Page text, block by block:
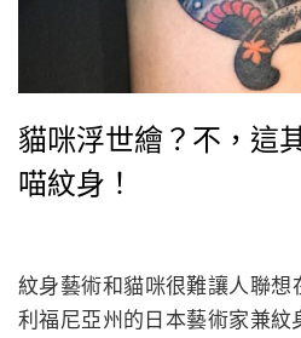
貓咪浮世繪？不，這
喵紋身！
紋身藝術和貓咪很難讓人聯
利福尼亞州的日本藝術家兼紋